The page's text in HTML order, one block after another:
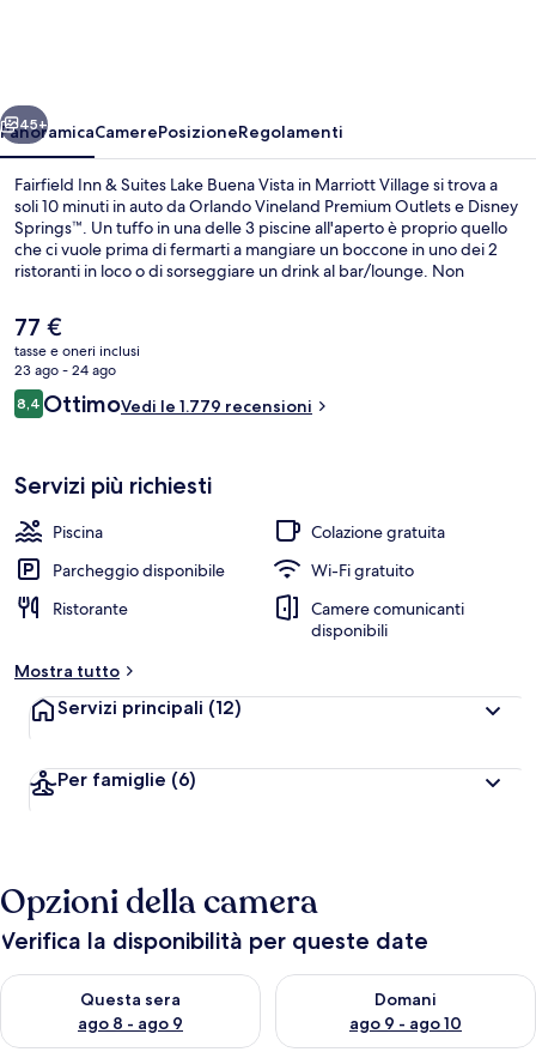
Buena
Vista
in
Marriott
Village
Avanti
45+
PanoramicaCamerePosizioneRegolamenti
Fairfield Inn & Suites Lake Buena Vista in Marriott Village si trova a
soli 10 minuti in auto da Orlando Vineland Premium Outlets e Disney
Springs™. Un tuffo in una delle 3 piscine all'aperto è proprio quello
che ci vuole prima di fermarti a mangiare un boccone in uno dei 2
ristoranti in loco o di sorseggiare un drink al bar/lounge. Non
in più questo hotel in stile Art Déco include utili dotazioni come
frigoriferi e microonde. Gli ospiti apprezzano molto il personale
gentile e la colazione.
Il
prezzo
attuale
è
77 €
77 €
tasse e oneri inclusi
23 ago - 24 ago
Recensioni
8,48,4 su 10
OttimoVedi le 1.779 recensioni
Servizi più richiesti
Piscina
Colazione gratuita
Parcheggio disponibile
Wi-Fi gratuito
Ristorante
Camere comunicanti
disponibili
Mostra tutto
Servizi principali (12)
Per famiglie (6)
Opzioni della camera
Verifica la disponibilità per queste date
Questa sera
ago 8 - ago 9
Verifica la disponibilità per questa sera, ago 8 - ago 9
Domani
ago 9 - ago 10
Verifica la disponibilità per